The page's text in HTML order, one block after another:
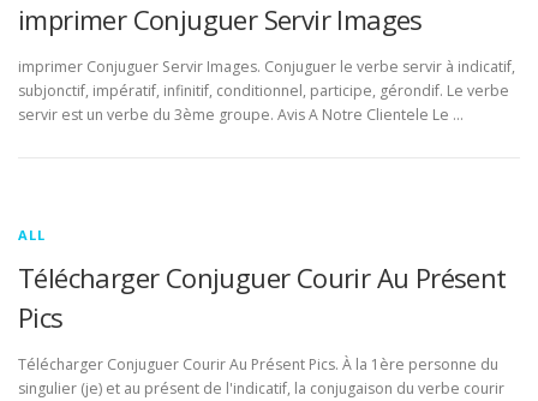
imprimer Conjuguer Servir Images
imprimer Conjuguer Servir Images. Conjuguer le verbe servir à indicatif,
subjonctif, impératif, infinitif, conditionnel, participe, gérondif. Le verbe
servir est un verbe du 3ème groupe. Avis A Notre Clientele Le …
ALL
Télécharger Conjuguer Courir Au Présent
Pics
Télécharger Conjuguer Courir Au Présent Pics. À la 1ère personne du
singulier (je) et au présent de l'indicatif, la conjugaison du verbe courir